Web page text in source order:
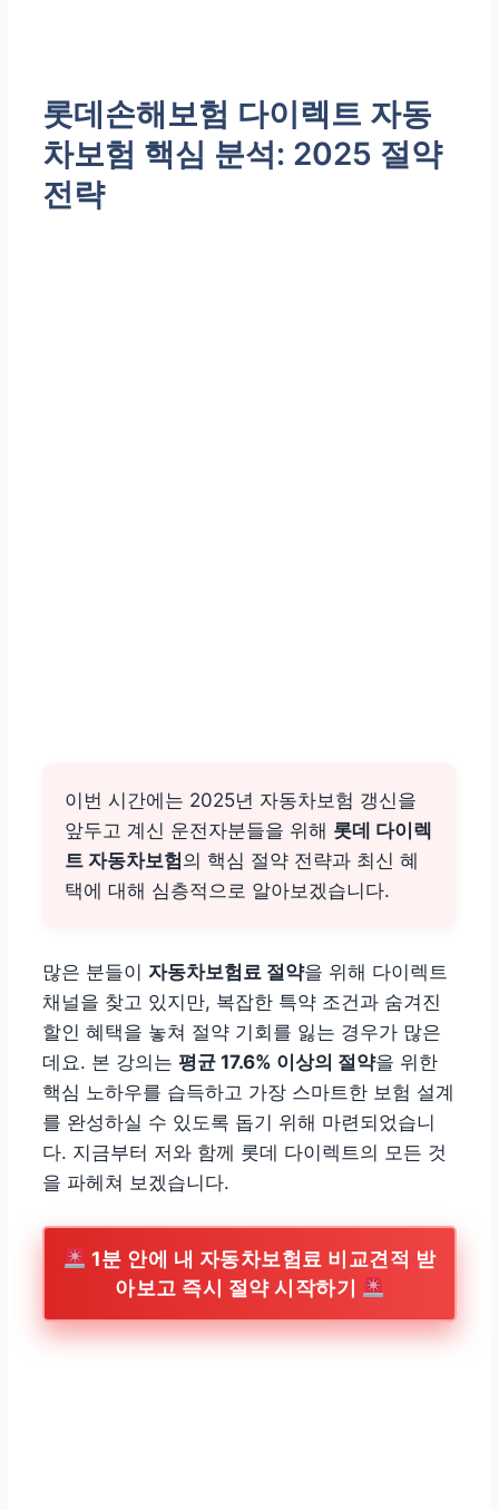
롯데손해보험 다이렉트 자동
차보험 핵심 분석: 2025 절약
전략
이번 시간에는 2025년 자동차보험 갱신을
앞두고 계신 운전자분들을 위해 롯데 다이렉
트 자동차보험의 핵심 절약 전략과 최신 혜
택에 대해 심층적으로 알아보겠습니다.
많은 분들이 자동차보험료 절약을 위해 다이렉트
채널을 찾고 있지만, 복잡한 특약 조건과 숨겨진
할인 혜택을 놓쳐 절약 기회를 잃는 경우가 많은
데요. 본 강의는평균 17.6% 이상의 절약을 위한
핵심 노하우를 습득하고 가장 스마트한 보험 설계
를 완성하실 수 있도록 돕기 위해 마련되었습니
다. 지금부터 저와 함께 롯데 다이렉트의 모든 것
을 파헤쳐 보겠습니다.
1분 안에 내 자동차보험료 비교견적 받
아보고 즉시 절약 시작하기